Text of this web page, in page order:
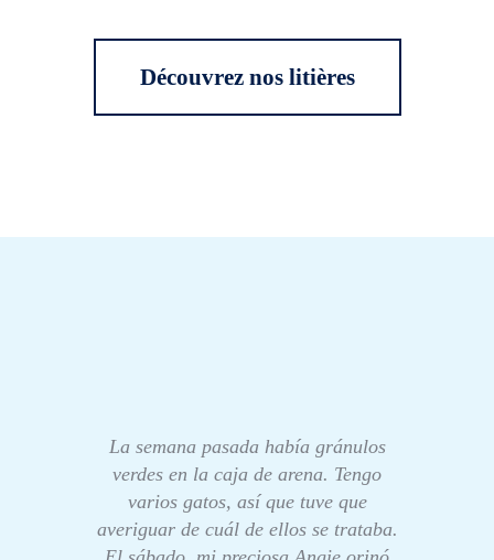
Découvrez nos litières
La semana pasada había gránulos
verdes en la caja de arena. Tengo
varios gatos, así que tuve que
averiguar de cuál de ellos se trataba.